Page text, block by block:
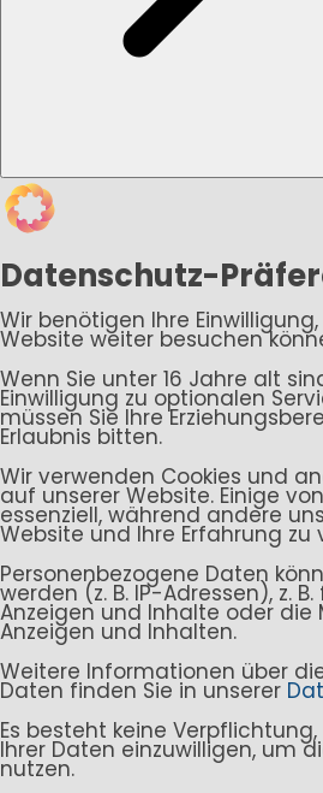
Datenschutz-
Wir benötigen Ihre
Website weiter besuchen
Wenn Sie unter 16 Jahre alt
Einwilligung zu optionalen
müssen Sie Ihre
Erlaubnis bitten.
Wir verwenden Cookies und
auf unserer Website. Einige
essenziell, während andere
Website und Ihre Erfahrung zu
Personenbezogene Daten
werden (z. B. IP-Adressen), z.
Anzeigen und Inhalte oder die
Anzeigen und Inhalten.
Weitere Informationen über
Daten finden Sie in unserer
Es besteht keine
Ihrer Daten einzuwilligen, um
nutzen.